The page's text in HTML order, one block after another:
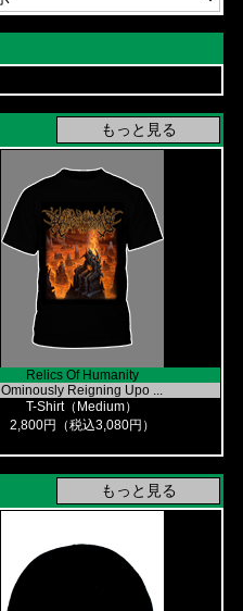
Relics Of Humanity
Ominously Reigning Upo ...
T-Shirt（Medium）
2,800円（税込3,080円）